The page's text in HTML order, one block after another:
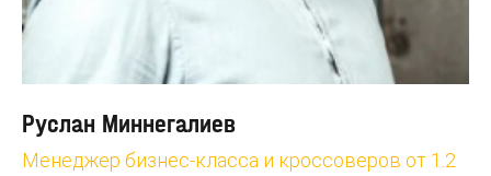
Руслан Миннегалиев
Менеджер бизнес-класса и кроссоверов от 1.2